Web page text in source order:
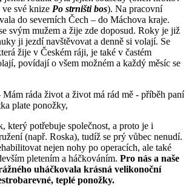
své knize Po strništi bos). Na pracovní
do severních Čech – do Máchova kraje.
svým mužem a žije zde doposud. Roky je již
ji jezdí navštěvovat a denně si volají. Se
žije v Českém ráji, je také v častém
povídají o všem možném a každý měsíc se
který potřebuje společnost, a proto je i
(např. Roska), tudíž se prý vůbec nenudí.
nejen nohy po operacích, ale také
pletením a háčkováním. Pro nás a naše
uháčkovala krásná velikonoční
teplé ponožky.